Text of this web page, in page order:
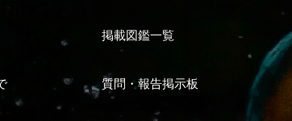
掲載図鑑一覧
質問・報告掲示板